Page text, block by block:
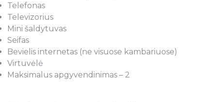
Telefonas
Televizorius
Mini šaldytuvas
Seifas
Bevielis internetas (ne visuose kambariuose)
Virtuvėlė
Maksimalus apgyvendinimas – 2